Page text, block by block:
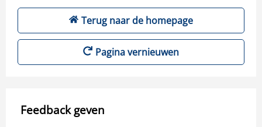
Terug naar de homepage
Pagina vernieuwen
Feedback geven